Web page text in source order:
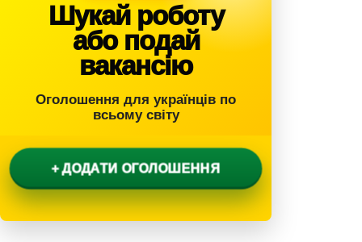
Шукай роботу
або подай
вакансію
Оголошення для українців по
всьому світу
+ ДОДАТИ ОГОЛОШЕННЯ